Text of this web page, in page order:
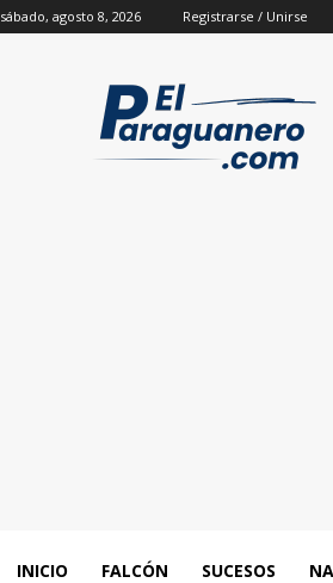
sábado, agosto 8, 2026 Registrarse / Unirse
INICIO FALCÓN SUCESOS